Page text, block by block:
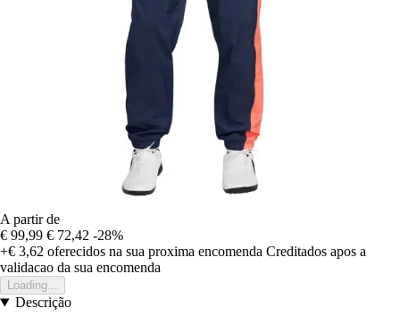
A partir de
€ 99,99 € 72,42 -28%
+€ 3,62 oferecidos na sua proxima encomenda Creditados apos a
validacao da sua encomenda
Loading...
Descrição